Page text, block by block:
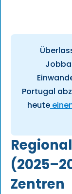
Portugal
heute
Zentren